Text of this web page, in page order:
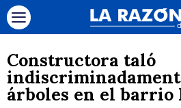
Constructora taló
árboles en el barrio